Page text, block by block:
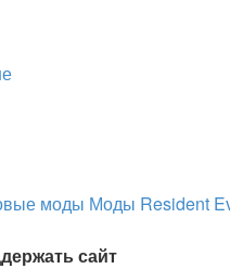
моды Моды Resident
сайт